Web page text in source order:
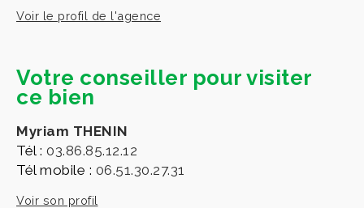
Voir le profil de l'agence
Votre conseiller pour visiter
ce bien
Myriam THENIN
Tél : 03.86.85.12.12
Tél mobile : 06.51.30.27.31
Voir son profil